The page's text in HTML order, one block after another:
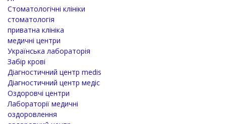
Стоматологічні клініки
стоматологія
приватна клініка
медичні центри
Українська лабораторія
Забір крові
Діагностичний центр medis
Діагностичний центр медіс
Оздоровчі центри
Лабораторії медичні
оздоровлення